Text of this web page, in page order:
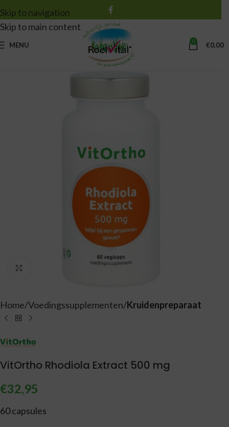
Skip to navigation
Skip to main content
MENU 0 €0,00
Home Voedingssupplementen Kruidenpreparaat
VitOrtho Rhodiola Extract 500 mg
€32,95
60 capsules